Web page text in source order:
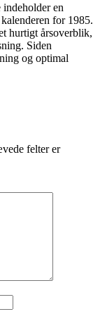
en
for 1985.
hurtigt årsoverblik,
Siden
og optimal
felter er